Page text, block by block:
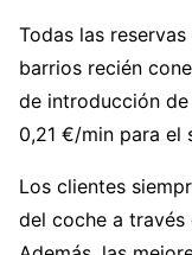
Todas las
barrios recién
de introducción
0,21 €/min para el
Los clientes
del coche a